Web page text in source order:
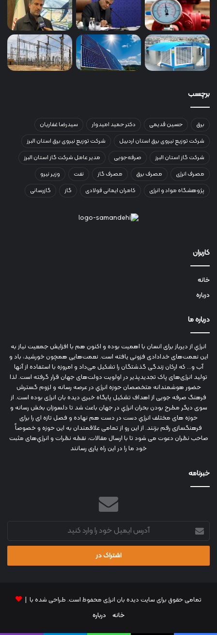
برچسب
برق حسین قدیمی دکتر حمید امیدوار
سیدرضا غفاریان
شرکت توزیع نیروی برق استان اردبیل
شرکت توزیع نیروی برق استان البرز
شرکت گاز استان البرز
صرفه‌جویی
مدیر عامل شرکت گاز استان البرز
مصرف انرژی
مصرف برق مصرف گاز نفت
وزیر نیرو
پژوهشگاه مواد و انرژی
کامران ایمانی فولادی گاز گازرسانی
کاربران
خانه
درباره
درباره ما
انرژي‌ از دیرباز برای انسان با اهمیت بوده و اکنون هم با افزایش جمعیت نیاز به
این نعمت‌های خدادادی فزونی یافته است. نعمت‌هایی همچون خورشید، باد و
آب و... که ارکان زندگی گذشتگان را تشکیل می‌داد و امروزه با استفاده از آنها
تولید انرژی‌های پاک تجدیدپذیر در اولویت دولت‌های جهان قرار گرفته است. لذا
حضور هوشمندانه متخصصان حوزه انرژي در عرصه رسانه و لزوم گسترش
فرهنگ صرفه جویی از اهداف تشکیل پایگاه خبری دیده بان انرژی بوده است. از
سوی دیگر مطرح بودن بحران انرژي در جهان باعث شد تا دلسوزان بخش رسانه و
حوزه های مختلف انرژي دست در دست هم نهاده و فصل تازه ای را برای
فرهنگسازی رقم بزنند. از این رو از تمامی علاقمندان به این حوزه و خصوصاً
صاحب نظران دعوت می شود تا با ارسال مقالات، نقطه نظرات و انرژي‌های مثبت
خود ما را در این راه یاری رسانند
خبرنامه
آدرس
ایمیل
خود
وارد
تمامی حقوق برای سایت دیده بان انرژی محفوظ است. طراحی شده با |
خانه
درباره